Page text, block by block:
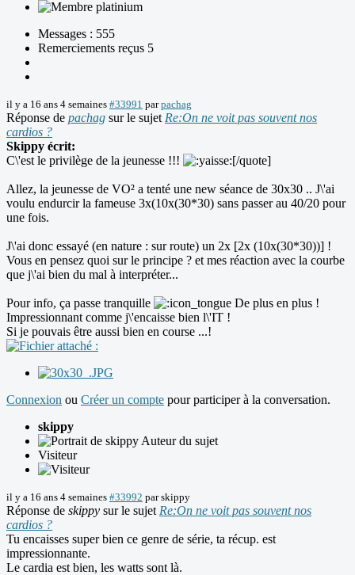
Messages : 555
Remerciements reçus 5
il y a 16 ans 4 semaines #33991 parpachag
Réponse de pachag sur le sujet Re:On ne voit pas souvent nos
cardios ?
Skippy écrit:
C\'est le privilège de la jeunesse !!!
[/quote]
Allez, la jeunesse de VO² a tenté une new séance de 30x30 .. J\'ai
voulu endurcir la fameuse 3x(10x(30*30) sans passer au 40/20 pour
une fois.
J\'ai donc essayé (en nature : sur route) un 2x [2x (10x(30*30))] !
Vous en pensez quoi sur le principe ? et mes réaction avec la courbe
que j\'ai bien du mal à interpréter...
Pour info, ça passe tranquille
De plus en plus !
Impressionnant comme j\'encaisse bien l\'IT !
Si je pouvais être aussi bien en course ...!
Connexion ou Créer un compte pour participer à la conversation.
skippy
Auteur du sujet
Visiteur
il y a 16 ans 4 semaines #33992 parskippy
Réponse de skippy sur le sujet Re:On ne voit pas souvent nos
cardios ?
Tu encaisses super bien ce genre de série, ta récup. est
impressionnante.
Le cardia est bien, les watts sont là.